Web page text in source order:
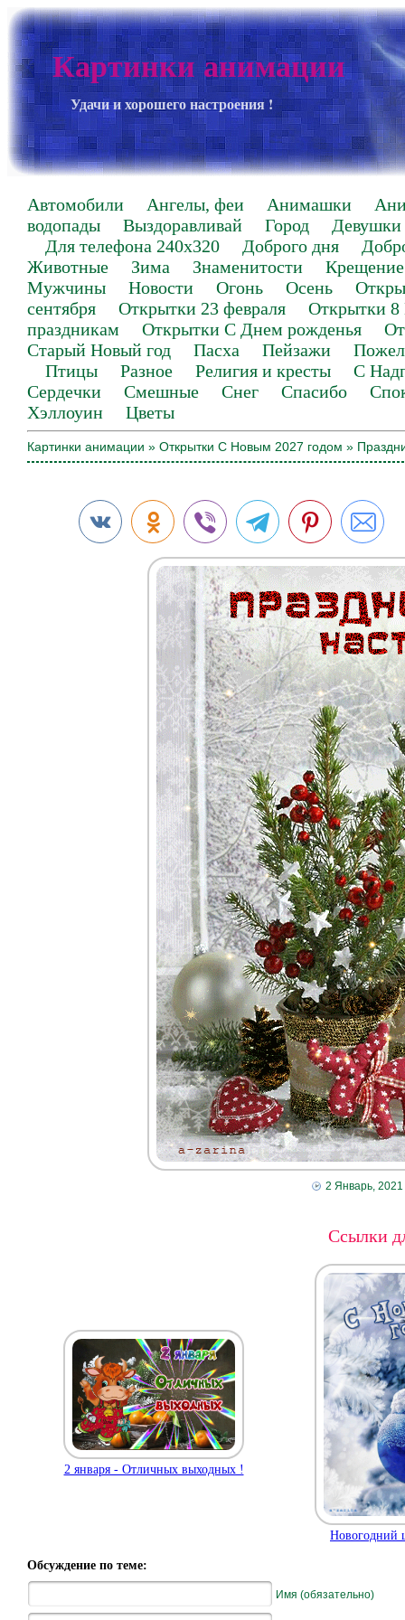
Картинки анимации
Удачи и хорошего настроения !
Автомобили Ангелы, феи Анимашки
водопады
Выздоравливай Город
Девушки
Для телефона 240х320
Доброго дня
Животные
Зима Знаменитости
Крещение
Мужчины
Новости Огонь Осень
сентября
Открытки 23 февраля
Открытки 8
праздникам
Открытки С Днем рожденья
Старый Новый год
Пасха Пейзажи
Птицы
Разное Религия и кресты
С
Сердечки
Смешные Снег Спасибо
Хэллоуин
Цветы
Картинки анимации » Открытки С Новым 2027 годом »
2 Январь, 2021
Ссылки
2 января - Отличных выходных !
Новогодний
Обсуждение по теме:
Имя (обязательно)